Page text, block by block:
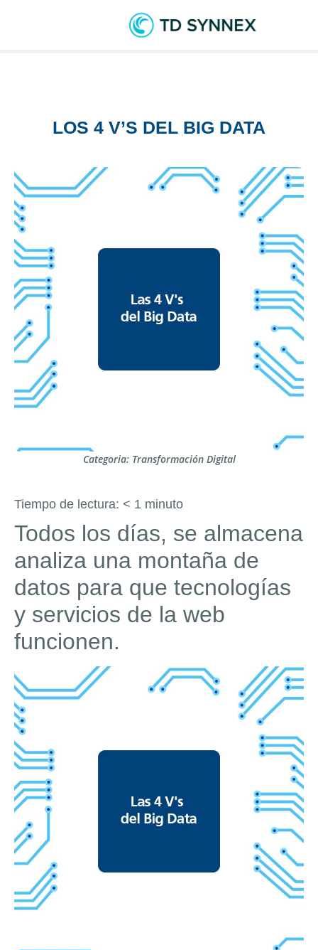
LOS 4 V’S DEL BIG DATA
Categoria: Transformación Digital
Tiempo de lectura: < 1 minuto
Todos los días, se almacena
analiza una montaña de
datos para que tecnologías
y servicios de la web
funcionen.